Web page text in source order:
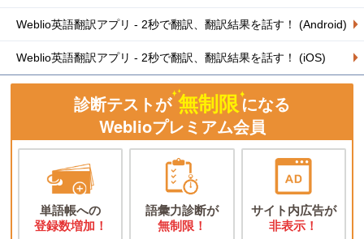
Weblio英語翻訳アプリ - 2秒で翻訳、翻訳結果を話す！ (Android)
Weblio英語翻訳アプリ - 2秒で翻訳、翻訳結果を話す！ (iOS)
診断テストが 無制限になる
Weblioプレミアム会員
単語帳への
登録数増加！
語彙力診断が
無制限！
サイト内広告が
非表示！